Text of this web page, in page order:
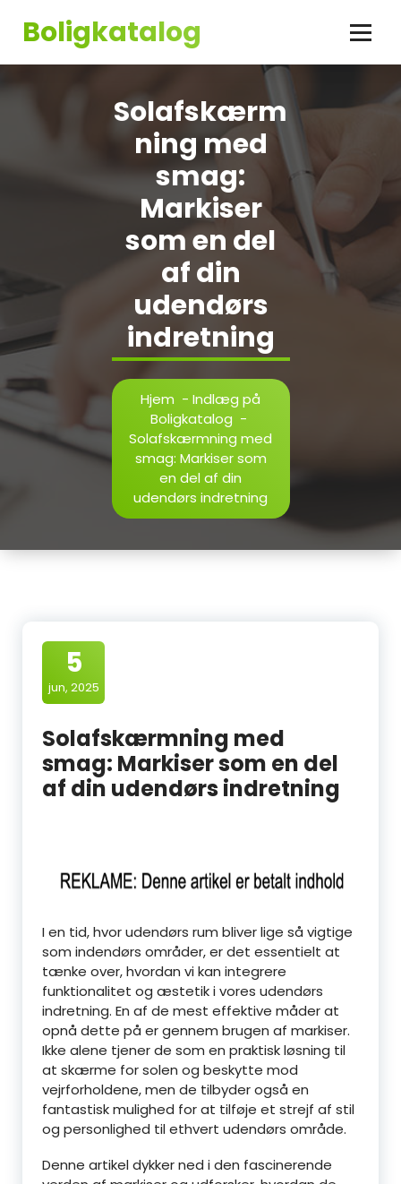
Boligkatalog
Solafskærm
ning med
smag:
Markiser
som en del
af din
udendørs
indretning
Hjem - Indlæg på
Boligkatalog -
Solafskærmning med
smag: Markiser som
en del af din
udendørs indretning
5
jun, 2025
Solafskærmning med
smag: Markiser som en del
af din udendørs indretning
I en tid, hvor udendørs rum bliver lige så vigtige
som indendørs områder, er det essentielt at
tænke over, hvordan vi kan integrere
funktionalitet og æstetik i vores udendørs
indretning. En af de mest effektive måder at
opnå dette på er gennem brugen af markiser.
Ikke alene tjener de som en praktisk løsning til
at skærme for solen og beskytte mod
vejrforholdene, men de tilbyder også en
fantastisk mulighed for at tilføje et strejf af stil
og personlighed til ethvert udendørs område.
Denne artikel dykker ned i den fascinerende